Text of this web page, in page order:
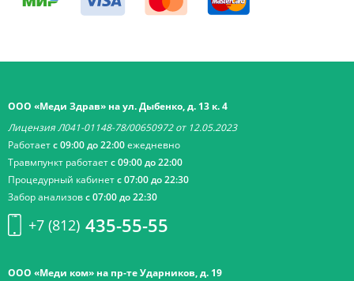
ООО «Меди Здрав» на ул. Дыбенко, д. 13 к. 4
Лицензия Л041-01148-78/00650972 от 12.05.2023
Работаетс 09:00 до 22:00ежедневно
Травмпункт работаетс 09:00 до 22:00
Процедурный кабинетс 07:00 до 22:30
Забор анализовс 07:00 до 22:30
+7 (812) 435-55-55
ООО «Меди ком» на пр-те Ударников, д. 19